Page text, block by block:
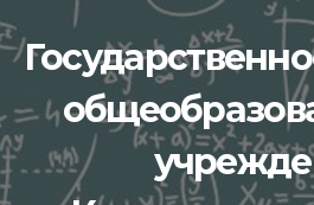
Перейти
к
содержимому